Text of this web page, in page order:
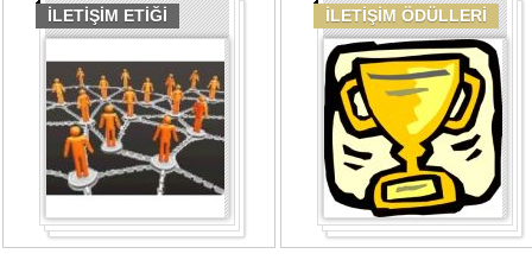
İLETİŞİM ETİĞİ İLETİŞİM ÖDÜLLERİ